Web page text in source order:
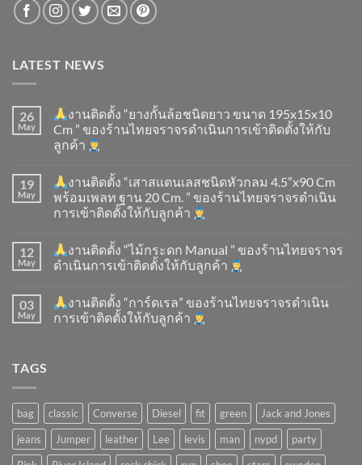
LATEST NEWS
26
May
งานติดตั้ง “ยางกั้นล้อชนิดยาว ขนาด 195x15x10
Cm ” ของร้านไทยจราจรดำเนินการเข้าติดตั้ง​ให้กับ
ลูกค้า
19
May
งานติดตั้ง “เสาสแตนเลสชนิดหัวกลม 4.5”x90 Cm
พร้อมเพลท ฐาน 20 Cm. ” ของร้านไทยจราจรดำเนิน
การเข้าติดตั้ง​ให้กับลูกค้า
12
May
งานติดตั้ง “ไม้กระดก Manual ” ของร้านไทยจราจร
ดำเนินการเข้าติดตั้ง​ให้กับลูกค้า
03
May
งานติดตั้ง “การ์ดเรล” ของร้านไทยจราจรดำเนิน
การเข้าติดตั้ง​ให้กับลูกค้า
TAGS
bag classic Converse Diesel fit green
Jack and Jones
jeans
Jumper leather Lee levis man nypd
party